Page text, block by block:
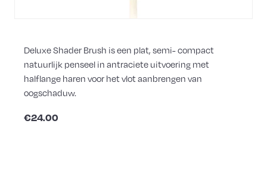
Deluxe Shader Brush is een plat, semi- compact
natuurlijk penseel in antraciete uitvoering met
halflange haren voor het vlot aanbrengen van
oogschaduw.
€24.00